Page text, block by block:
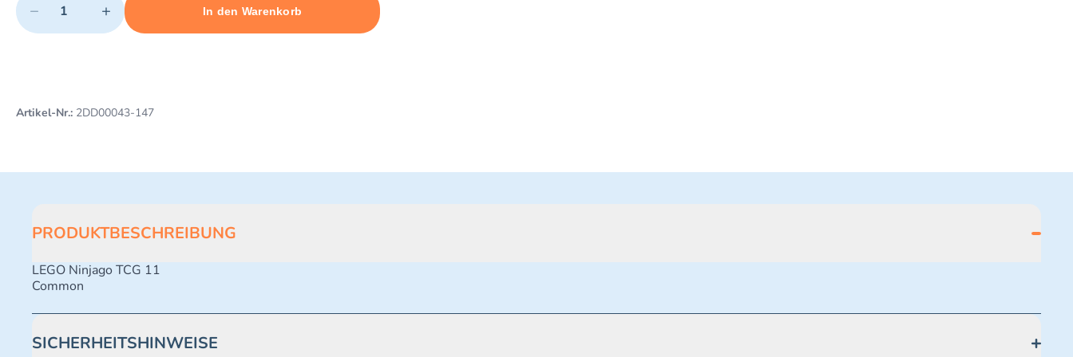
− +
Minimum quantity: 1 Maximum quantity: 500
In den Warenkorb
Add 1 item to cart
Artikel-Nr.: 2DD00043-147
PRODUKTBESCHREIBUNG
LEGO Ninjago TCG 11
Common
SICHERHEITSHINWEISE